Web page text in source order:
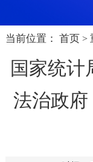
当前位置： 首页 >
国家统计
法治政